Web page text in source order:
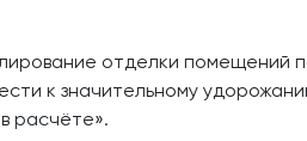
отделки помещений
к значительному
расчёте».